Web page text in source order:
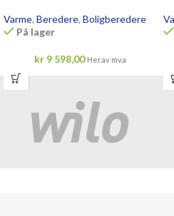
Varme, Beredere, Boligberedere
På lager
kr9 598,00 Herav mva